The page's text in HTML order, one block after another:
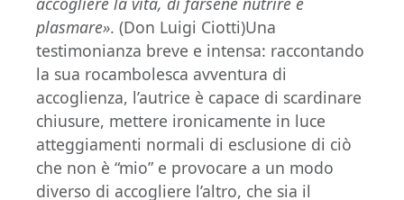
plasmare». (Don Luigi Ciotti)Una
testimonianza breve e intensa: raccontando
la sua rocambolesca avventura di
accoglienza, l’autrice è capace di scardinare
chiusure, mettere ironicamente in luce
atteggiamenti normali di esclusione di ciò
che non è “mio” e provocare a un modo
diverso di accogliere l’altro, che sia il